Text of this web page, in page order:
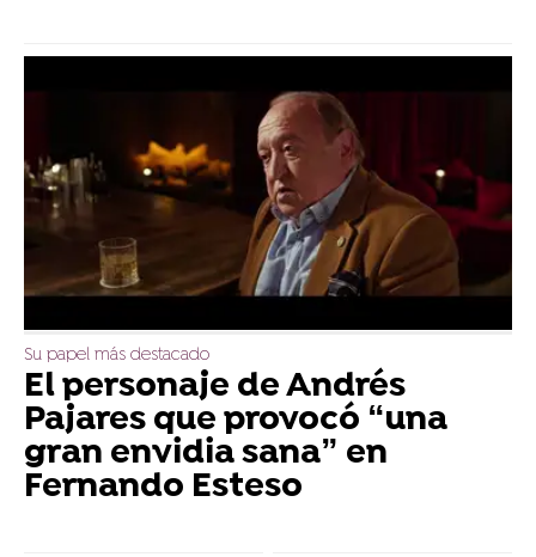
Su papel más destacado
El personaje de Andrés
Pajares que provocó “una
gran envidia sana” en
Fernando Esteso